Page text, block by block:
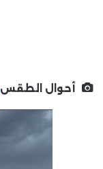
أحوال الطقس